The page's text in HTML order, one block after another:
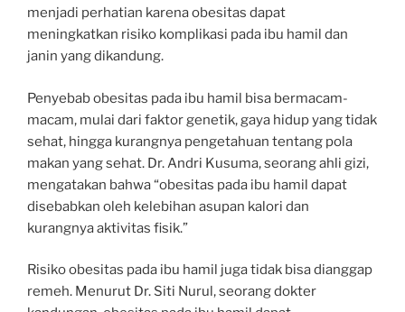
menjadi perhatian karena obesitas dapat
meningkatkan risiko komplikasi pada ibu hamil dan
janin yang dikandung.
Penyebab obesitas pada ibu hamil bisa bermacam-
macam, mulai dari faktor genetik, gaya hidup yang tidak
sehat, hingga kurangnya pengetahuan tentang pola
makan yang sehat. Dr. Andri Kusuma, seorang ahli gizi,
mengatakan bahwa “obesitas pada ibu hamil dapat
disebabkan oleh kelebihan asupan kalori dan
kurangnya aktivitas fisik.”
Risiko obesitas pada ibu hamil juga tidak bisa dianggap
remeh. Menurut Dr. Siti Nurul, seorang dokter